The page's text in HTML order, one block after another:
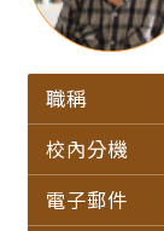
職稱
校內分機
電子郵件